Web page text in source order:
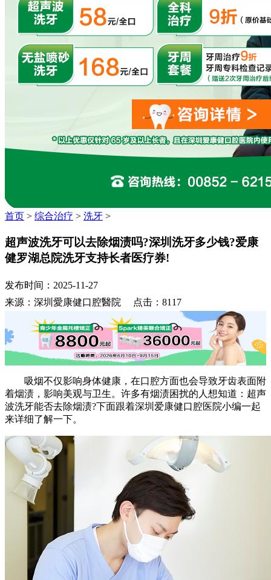
首页 > 综合治疗 > 洗牙 >
超声波洗牙可以去除烟渍吗?深圳洗牙多少钱?爱康
健罗湖总院洗牙支持长者医疗券!
发布时间：2025-11-27
来源：深圳愛康健口腔醫院 点击：8117
吸烟不仅影响身体健康，在口腔方面也会导致牙齿表面附
着烟渍，影响美观与卫生。许多有烟渍困扰的人想知道：超声
波洗牙能否去除烟渍?下面跟着深圳爱康健口腔医院小编一起
来详细了解一下。